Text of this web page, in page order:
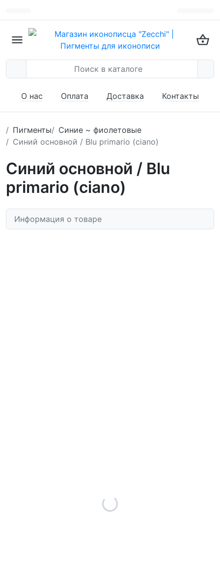
О нас Оплата Доставка Контакты
Пигменты
Синие ~ фиолетовые
Синий основной / Blu primario (ciano)
Синий основной / Blu
primario (ciano)
Информация о товаре